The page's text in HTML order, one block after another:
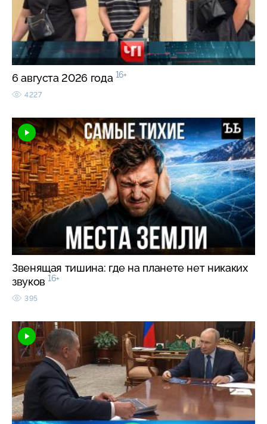
6 августа 2026 года 16+
4227
Звенящая тишина: где на планете нет никаких
звуков 16+
395